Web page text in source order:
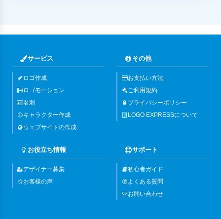
サービス
ロゴ作成
ロゴモーション
名刺
キャラクター作成
ウェブサイトの作成
その他
お支払い方法
ご利用規約
プライバシーポリシー
LOGO EXPRESSについて
お役立ち情報
デザイナー募集
お客様の声
サポート
初心者ガイド
よくある質問
お問い合わせ